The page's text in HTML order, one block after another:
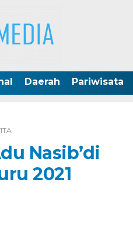
Daerah Pariwisata
Nasib’di
2021